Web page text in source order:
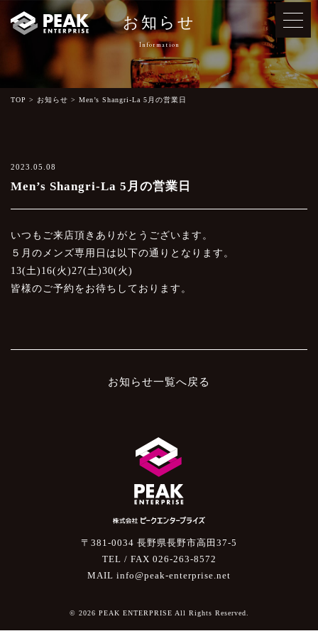
お知らせ
TOP > お知らせ > Men’s Shangri-La 5月の営業日
2023.05.08
Men’s Shangri-La 5月の営業日
いつもご来店頂きありがとうございます。
５月のメンズ専用日は以下の通りとなります。
13(土)16(火)27(土)30(火)
皆様のご予約をお待ちしております。
お知らせ一覧へ戻る
〒381-0034 長野県長野市高田37-5
TEL / FAX 026-263-8572
MAIL info@peak-enterprise.net
© 2026 PEAK ENTERPRISE All Rights Reserved.